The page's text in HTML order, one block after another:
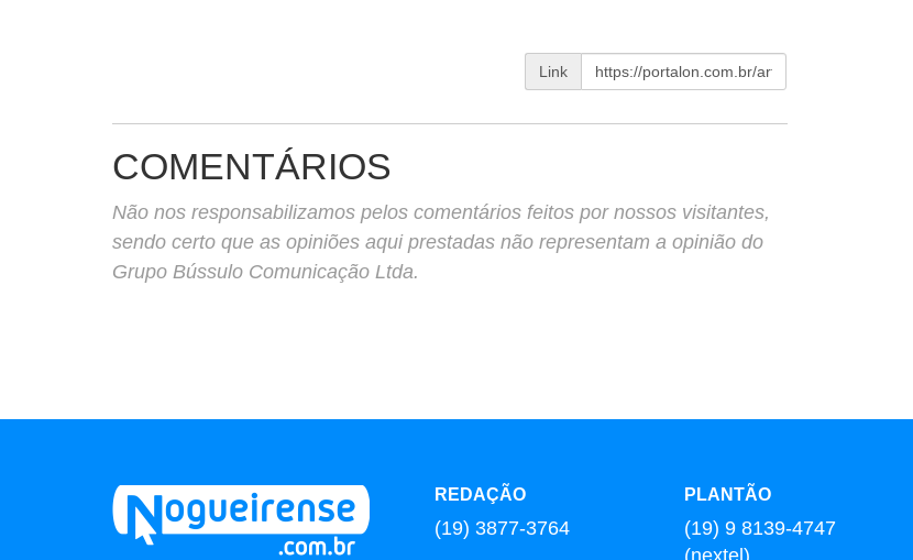
Link
COMENTÁRIOS
Não nos responsabilizamos pelos comentários feitos por nossos visitantes,
sendo certo que as opiniões aqui prestadas não representam a opinião do
Grupo Bússulo Comunicação Ltda.
REDAÇÃO
(19) 3877-3764
PLANTÃO
(19) 9 8139-4747
(nextel)